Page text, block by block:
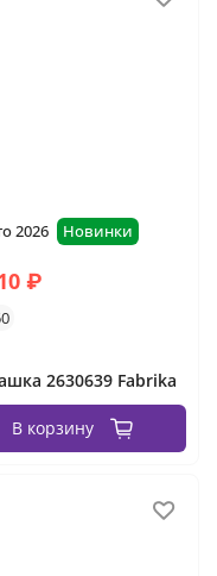
2026 Новинки
₽
2630639 Fabrika
В корзину